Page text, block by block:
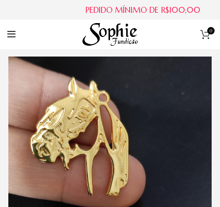
0
PEDIDO MÍNIMO DE R$100,00